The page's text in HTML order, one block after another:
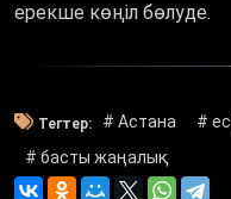
ерекше көңіл бөлуде.
Тегтер: # Астана #
# басты жаңалық